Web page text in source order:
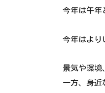
今年は午年
今年はより
景気や環境
一方、身近